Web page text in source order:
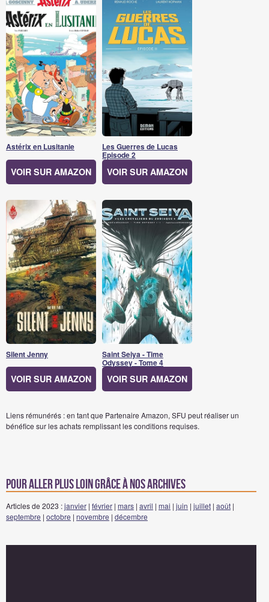
Astérix en Lusitanie
VOIR SUR AMAZON
Les Guerres de Lucas
Episode 2
VOIR SUR AMAZON
Silent Jenny
VOIR SUR AMAZON
Saint Seiya - Time
Odyssey - Tome 4
VOIR SUR AMAZON
Liens rémunérés : en tant que Partenaire Amazon, SFU peut réaliser un
bénéfice sur les achats remplissant les conditions requises.
Pour aller plus loin grâce à nos archives
Articles de 2023 :janvier | février | mars | avril | mai | juin | juillet | août |
septembre | octobre | novembre | décembre